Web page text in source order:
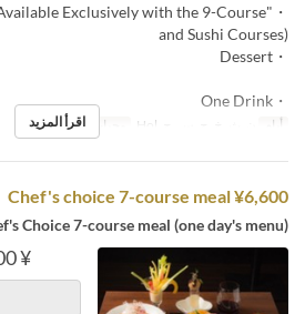
(Available Exclusively with the 9-Course
and Sushi Courses)
・Dessert
・One Drink
أيام وجبات الغداء
اقرأ المزيد
Chef's choice 7-course meal ¥6,600
Choice 7-course meal (one day's menu)
¥ 6,600